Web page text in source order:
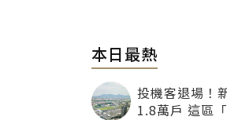
本日最熱
投機客退場！
1.8萬戶 這區